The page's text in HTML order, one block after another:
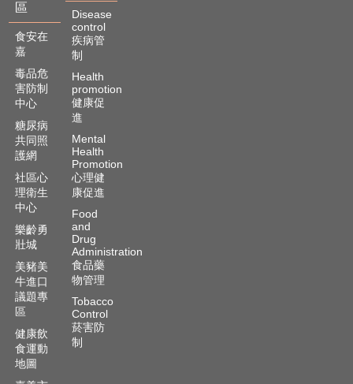
區
食安在
嘉
毒品危
害防制
中心
糖尿病
共同照
護網
社區心
理衛生
中心
樂齡勇
壯城
美豬美
牛進口
議題專
區
健康飲
食運動
地圖
Disease
control
疾病管
制
Health
promotion
健康促
進
Mental
Health
Promotion
心理健
康促進
Food
and
Drug
Administration
食品藥
物管理
Tobacco
Control
菸害防
制